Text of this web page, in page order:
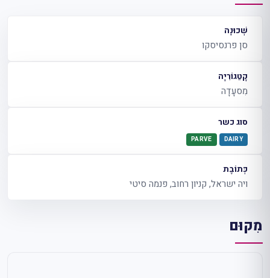
שְׁכוּנָה
סן פרנסיסקו
קָטֵגוֹרִיָה
מִסעָדָה
סוג כשר
DAIRY
PARVE
כְּתוֹבֶת
ויה ישראל, קניון רחוב, פנמה סיטי
מִקוּם